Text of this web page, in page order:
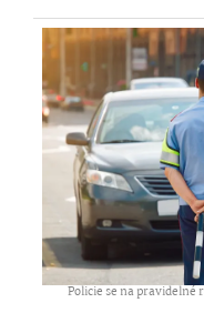
Policie se na